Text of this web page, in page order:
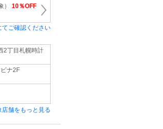
） 10％OFF
てご確認ください
2丁目札幌時計
ナ2F
店舗をもっと見る